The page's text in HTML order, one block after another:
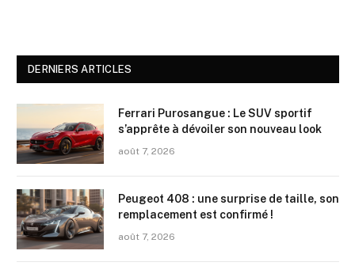
DERNIERS ARTICLES
Ferrari Purosangue : Le SUV sportif
s’apprête à dévoiler son nouveau look
août 7, 2026
Peugeot 408 : une surprise de taille, son
remplacement est confirmé !
août 7, 2026